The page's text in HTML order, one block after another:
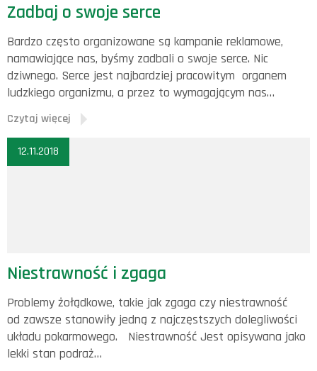
Zadbaj o swoje serce
Bardzo często organizowane są kampanie reklamowe,
namawiające nas, byśmy zadbali o swoje serce. Nic
dziwnego. Serce jest najbardziej pracowitym organem
ludzkiego organizmu, a przez to wymagającym nas…
Czytaj więcej
12.11.2018
Niestrawność i zgaga
Problemy żołądkowe, takie jak zgaga czy niestrawność
od zawsze stanowiły jedną z najczęstszych dolegliwości
układu pokarmowego. Niestrawność Jest opisywana jako
lekki stan podraż…